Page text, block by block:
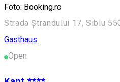
Foto: Booking.ro
Strada Ștrandului 17, Sibiu
Gasthaus
Open